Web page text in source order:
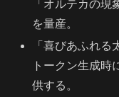
「オルテカの
を量産。
「喜びあふれ
トークン生成時
供する。